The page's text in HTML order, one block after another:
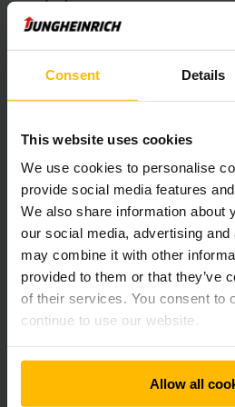
Consent Details
This website uses cookies
We use cookies to personalise
provide social media features
We also share information about
our social media, advertising
may combine it with other
provided to them or that they’ve
of their services. You consent to
continue to use our website.
Allow all
Jungheinrich osobitný dôraz na
softvéru, ako aj na ich prepojenie a
systému. Na vytvorenie
využila svoje rozsiahle know how
Control (MRC). Systém Jungheinrich
správu objednávok, riadenie
vizualizáciu v reálnom čase. Vďaka
nástroju je možné naplánovať
robota na báze EAE 212a v
jednoduchých projektoch je to
minút.
Škálovateľnosť pre budúcnosť
Nový balík nástrojov, ktorý je
mobilného robota, umožňuje rýchle